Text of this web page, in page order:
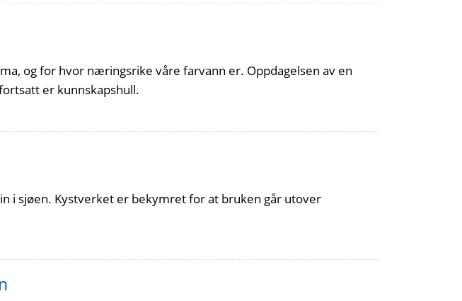
og for hvor næringsrike våre farvann er. Oppdagelsen av en
er kunnskapshull.
i sjøen. Kystverket er bekymret for at bruken går utover